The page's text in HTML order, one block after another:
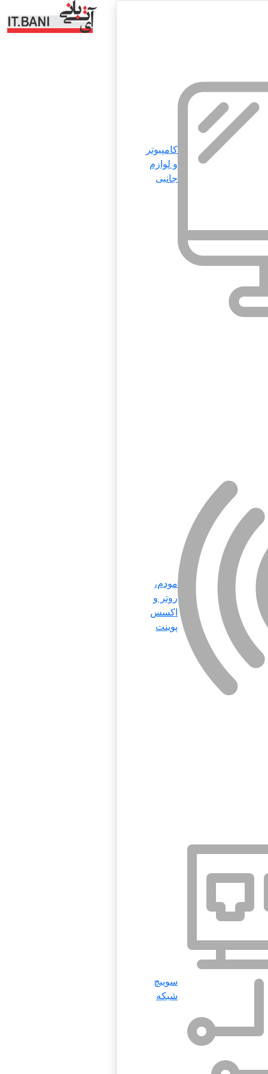
کامپیوتر
و لوازم
جانبی
مودم،
روتر و
اکسس
پوینت
سوییچ
شبکه